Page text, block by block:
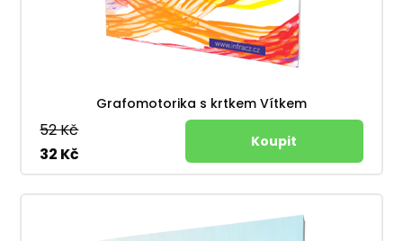
Grafomotorika s krtkem Vítkem
52 Kč
32 Kč